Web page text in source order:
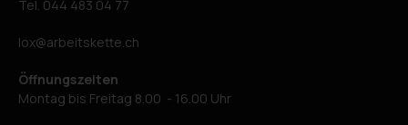
Tel. 044 483 04 77
lox arbeitskette.ch
Öffnungszeiten
Montag bis Freitag 8.00 - 16.00 Uhr